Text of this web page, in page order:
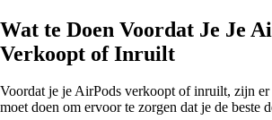
Wat te Doen Voordat Je Je
Verkoopt of Inruilt
Voordat je je AirPods verkoopt of inruilt, zijn er
moet doen om ervoor te zorgen dat je de beste